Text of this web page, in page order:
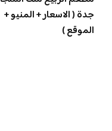
جدة ( الاسعار + المنيو +
الموقع )